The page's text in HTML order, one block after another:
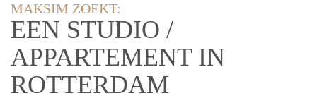
MAKSIM ZOEKT:
EEN STUDIO /
APPARTEMENT IN
ROTTERDAM